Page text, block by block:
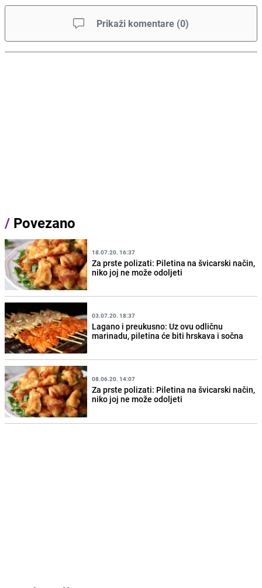
Prikaži komentare (0)
/ Povezano
18.07.20. 16:37
Za prste polizati: Piletina na švicarski način,
niko joj ne može odoljeti
03.07.20. 18:37
Lagano i preukusno: Uz ovu odličnu
marinadu, piletina će biti hrskava i sočna
08.06.20. 14:07
Za prste polizati: Piletina na švicarski način,
niko joj ne može odoljeti